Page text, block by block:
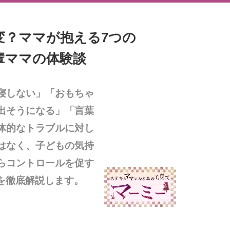
？ママが抱える7つの
ママの体験談
しない」「おもちゃ
そうになる」「言葉
的なトラブルに対し
なく、子どもの気持
コントロールを促す
底解説します。